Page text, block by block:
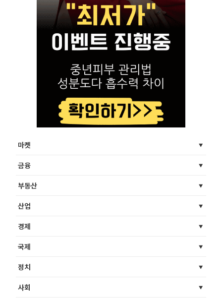
마켓
금융
부동산
산업
경제
국제
정치
사회